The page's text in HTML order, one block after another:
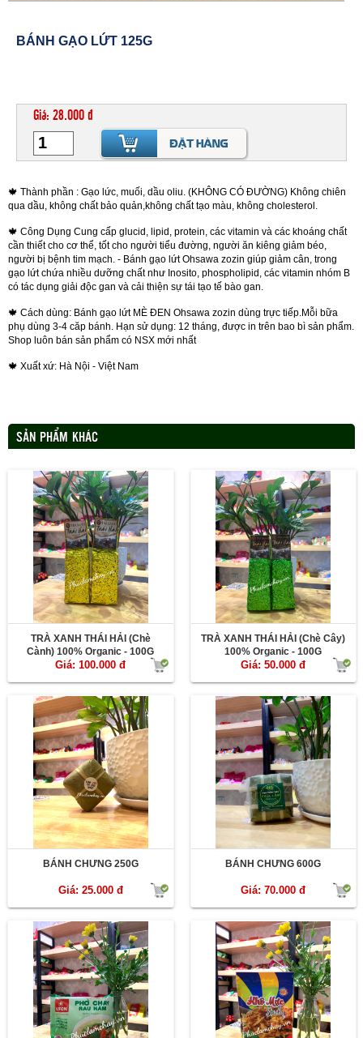
BÁNH GẠO LỨT 125G
Giá: 28.000 đ
🍁 Thành phần : Gạo lức, muối, dầu oliu. (KHÔNG CÓ ĐƯỜNG) Không chiên
qua dầu, không chất bảo quản,không chất tạo màu, không cholesterol.
🍁 Công Dụng Cung cấp glucid, lipid, protein, các vitamin và các khoáng chất
cần thiết cho cơ thể, tốt cho người tiểu đường, người ăn kiêng giảm béo,
người bị bệnh tim mạch. - Bánh gạo lứt Ohsawa zozin giúp giảm cân, trong
gạo lứt chứa nhiều dưỡng chất như Inosito, phospholipid, các vitamin nhóm B
có tác dụng giải độc gan và cải thiện sự tái tạo tế bào gan.
🍁 Cách dùng: Bánh gạo lứt MÈ ĐEN Ohsawa zozin dùng trực tiếp.Mỗi bữa
phụ dùng 3-4 căp bánh. Hạn sử dụng: 12 tháng, được in trên bao bì sản phẩm.
Shop luôn bán sản phẩm có NSX mới nhất
🍁 Xuất xứ: Hà Nội - Việt Nam
SẢN PHẨM KHÁC
TRÀ XANH THÁI HẢI (Chè
Cành) 100% Organic - 100G
Giá: 100.000 đ
TRÀ XANH THÁI HẢI (Chè Cây)
100% Organic - 100G
Giá: 50.000 đ
BÁNH CHƯNG 250G
Giá: 25.000 đ
BÁNH CHƯNG 600G
Giá: 70.000 đ